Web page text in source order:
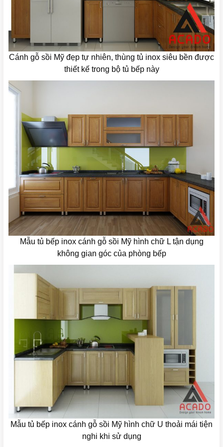
Cánh gỗ sồi Mỹ đẹp tự nhiên, thùng tủ inox siêu bền được
thiết kế trong bộ tủ bếp này
Mẫu tủ bếp inox cánh gỗ sồi Mỹ hình chữ L tận dụng
không gian góc của phòng bếp
Mẫu tủ bếp inox cánh gỗ sồi Mỹ hình chữ U thoải mái tiện
nghi khi sử dụng